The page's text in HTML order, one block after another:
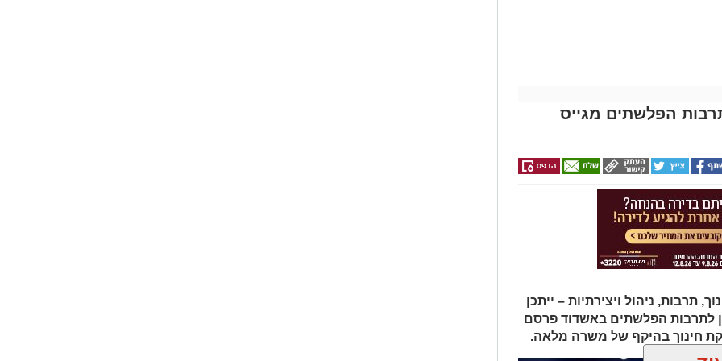
בשווי אלפי שקלים, ובין היתר:
נעצרו והועברו להמשך חקירה בתחנת בת
החשודים שנתפסו. בכוונת
הפלשתים מגייס
ניהול ויצירתיות – ייתכן
לתרבות הפלשתים באשדוד פרסם
חינוך בהיקף של משרה מלאה.